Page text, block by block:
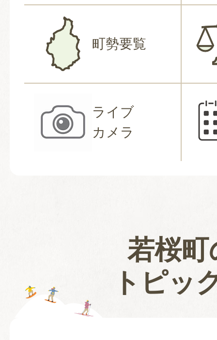
町勢要覧
ライブ
カメラ
若桜町
トピッ